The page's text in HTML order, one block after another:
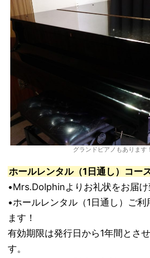
グランドピアノもあります！
ホールレンタル（1日通し）コー
•Mrs.Dolphinよりお礼状をお届け
•ホールレンタル（1日通し）ご利
ます！
有効期限は発行日から1年間とさ
す。